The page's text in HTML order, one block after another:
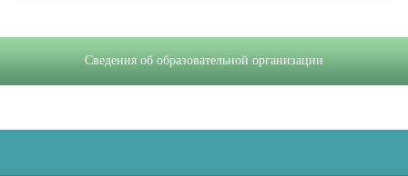
Сведения об образовательной организации